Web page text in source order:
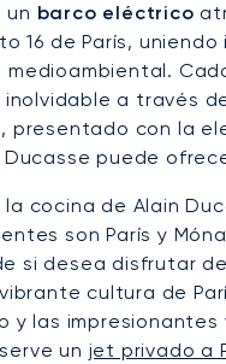
un barco eléctrico
16 de París, uniendo
medioambiental.
a través
presentado con la
puede
cocina de Alain
son París y
si desea disfrutar
cultura de
y las impresionantes
un jet privado a